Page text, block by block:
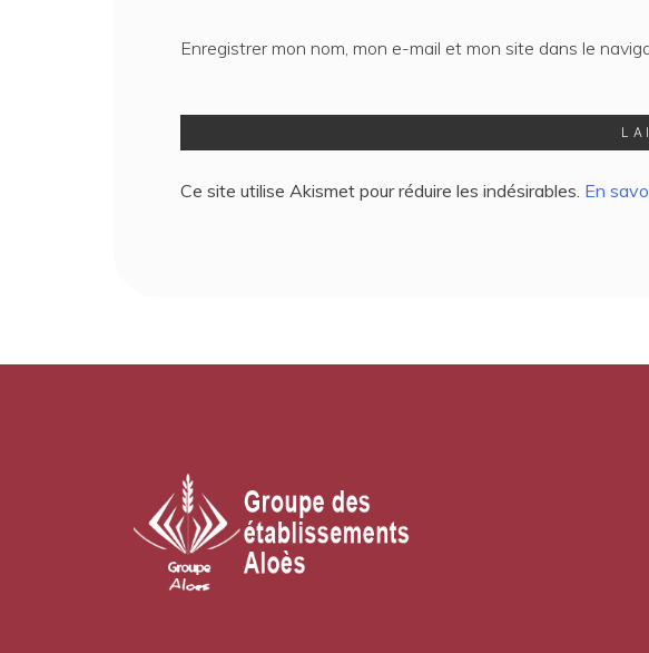
Enregistrer mon nom, mon e-mail et mon site dans le
Ce site utilise Akismet pour réduire les indésirables. En